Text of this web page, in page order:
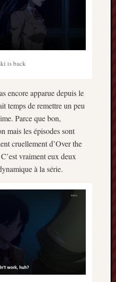
is back
encore apparue depuis le
temps de remettre un peu
Parce que bon,
mais les épisodes sont
cruellement d’Over the
vraiment eux deux
à la série.